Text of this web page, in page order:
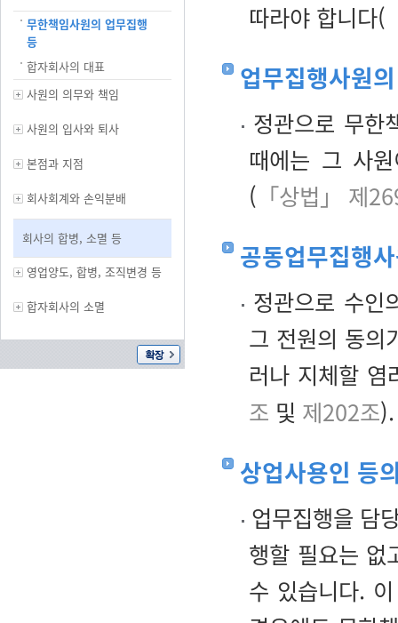
무한책임사원의 업무집행
등
합자회사의 대표
사원의 의무와 책임
사원의 입사와 퇴사
본점과 지점
회사회계와 손익분배
회사의 합병, 소멸 등
영업양도, 합병, 조직변경 등
합자회사의 소멸
따라야 합니다(
업무집행사원
정관으로 무한
때에는 그 사
( 「상법」 제
공동업무집행
정관으로 수인
그 전원의 동의
러나 지체할 염
조 및 제202조).
상업사용인 등
업무집행을 담
행할 필요는 없
수 있습니다.